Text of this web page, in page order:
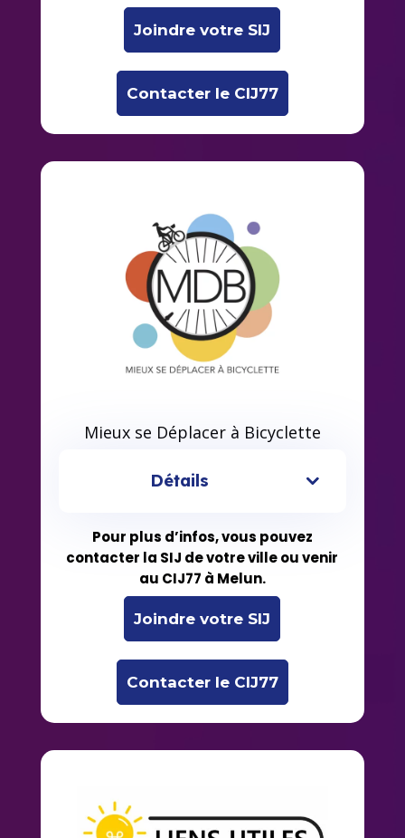
Joindre votre SIJ
Contacter le CIJ77
Mieux se Déplacer à Bicyclette
Détails
Pour plus d’infos, vous pouvez
contacter la SIJ de votre ville ou venir
au CIJ77 à Melun.
Joindre votre SIJ
Contacter le CIJ77